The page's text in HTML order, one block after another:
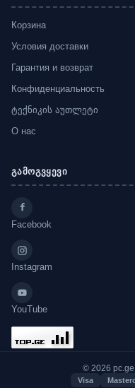
Корзина
Условия доставки
Гарантия и возврат
Конфиденциальность
ტექნიკის აუთლეტი
О нас
გამოგვყევი
Facebook
Instagram
YouTube
© 2026
Visa